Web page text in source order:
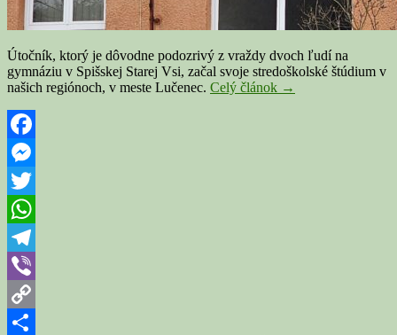
Útočník, ktorý je dôvodne podozrivý z vraždy dvoch ľudí na
gymnáziu v Spišskej Starej Vsi, začal svoje stredoškolské štúdium v
našich regiónoch, v meste Lučenec. Celý článok Útočník
→
Facebook
Messenger
Twitter
WhatsApp
Telegram
Viber
Copy